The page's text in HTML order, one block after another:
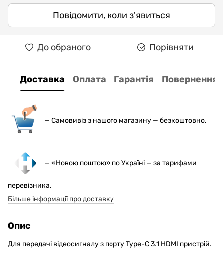
Повідомити, коли з'явиться
До обраного Порівняти
Доставка Оплата Гарантія Повернення
— Самовивіз з нашого магазину — безкоштовно.
— «Новою поштою» по Україні — за тарифами
перевізника.
Більше інформації про доставку
Опис
Для передачі відеосигналу з порту Type-C 3.1 HDMI пристрій.